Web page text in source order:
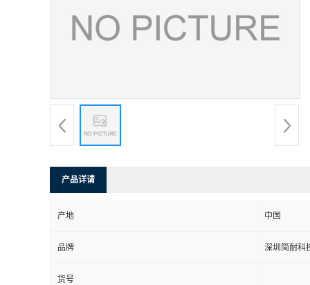
产品详请
产地 中国
品牌 深圳简耐科
货号